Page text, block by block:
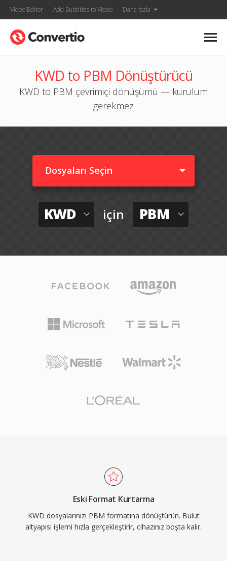
Video Editor Add Subtitles to Video Daha fazla
KWD to PBM Dönüştürücü
KWD to PBM çevrimiçi dönüşümü — kurulum
gerekmez
Dosyaları Seçin
KWD için PBM
Eski Format Kurtarma
KWD dosyalarınızı PBM formatına dönüştürün. Bulut
altyapısı işlemi hızla gerçekleştirir, cihazınız boşta kalır.